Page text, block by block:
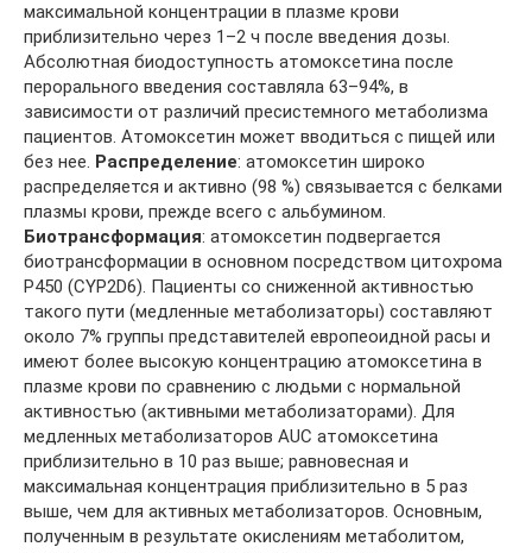
максимальной концентрации в плазме крови
приблизительно через 1–2 ч после введения дозы.
Абсолютная биодоступность атомоксетина после
перорального введения составляла 63–94%, в
зависимости от различий пресистемного метаболизма
пациентов. Атомоксетин может вводиться с пищей или
без нее. Распределение: атомоксетин широко
распределяется и активно (98 %) связывается с белками
плазмы крови, прежде всего с альбумином.
Биотрансформация: атомоксетин подвергается
биотрансформации в основном посредством цитохрома
P450 (CYP2D6). Пациенты со сниженной активностью
такого пути (медленные метаболизаторы) составляют
около 7% группы представителей европеоидной расы и
имеют более высокую концентрацию атомоксетина в
плазме крови по сравнению с людьми с нормальной
активностью (активными метаболизаторами). Для
медленных метаболизаторов AUC атомоксетина
приблизительно в 10 раз выше; равновесная и
максимальная концентрация приблизительно в 5 раз
выше, чем для активных метаболизаторов. Основным,
полученным в результате окислениям метаболитом,